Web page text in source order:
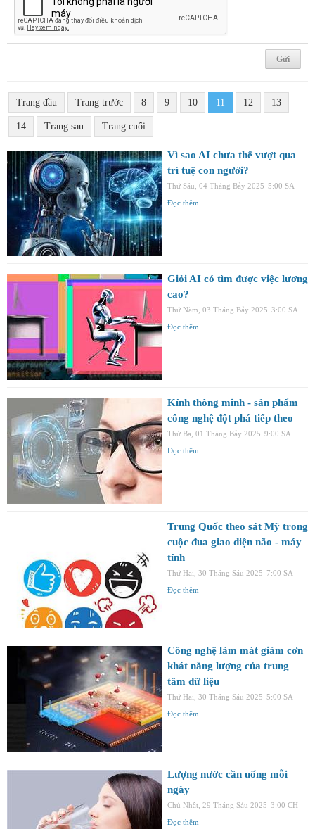
Trang đầu Trang trước 8 9 10 11 12 13
14 Trang sau Trang cuối
Vì sao AI chưa thể vượt qua
trí tuệ con người?
Thứ Sáu, 04 Tháng Bảy 2025 5:00 SA
Đọc thêm
Giỏi AI có tìm được việc lương
cao?
Thứ Năm, 03 Tháng Bảy 2025 3:00 SA
Đọc thêm
Kính thông minh - sản phẩm
công nghệ đột phá tiếp theo
Thứ Ba, 01 Tháng Bảy 2025 9:00 SA
Đọc thêm
Trung Quốc theo sát Mỹ trong
cuộc đua giao diện não - máy
tính
Thứ Hai, 30 Tháng Sáu 2025 7:00 SA
Đọc thêm
Công nghệ làm mát giảm cơn
khát năng lượng của trung
tâm dữ liệu
Thứ Hai, 30 Tháng Sáu 2025 5:00 SA
Đọc thêm
Lượng nước cần uống mỗi
ngày
Chủ Nhật, 29 Tháng Sáu 2025 3:00 CH
Đọc thêm